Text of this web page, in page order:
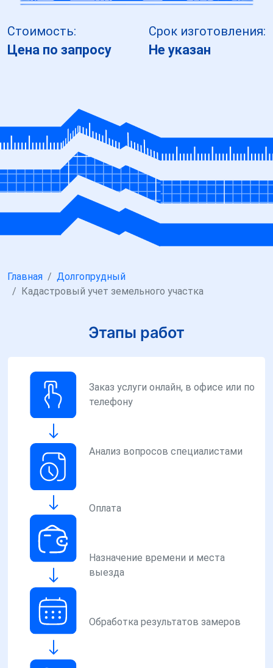
Стоимость:
Цена по запросу
Срок изготовления:
Не указан
Главная
Долгопрудный
Кадастровый учет земельного участка
Этапы работ
Заказ услуги онлайн, в офисе или по
телефону
Анализ вопросов специалистами
Оплата
Назначение времени и места
выезда
Обработка результатов замеров